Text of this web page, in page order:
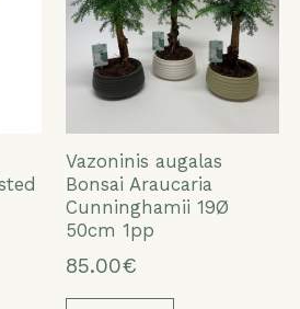
Vazoninis augalas
Bonsai Araucaria
Cunninghamii 19Ø
50cm 1pp
85.00€